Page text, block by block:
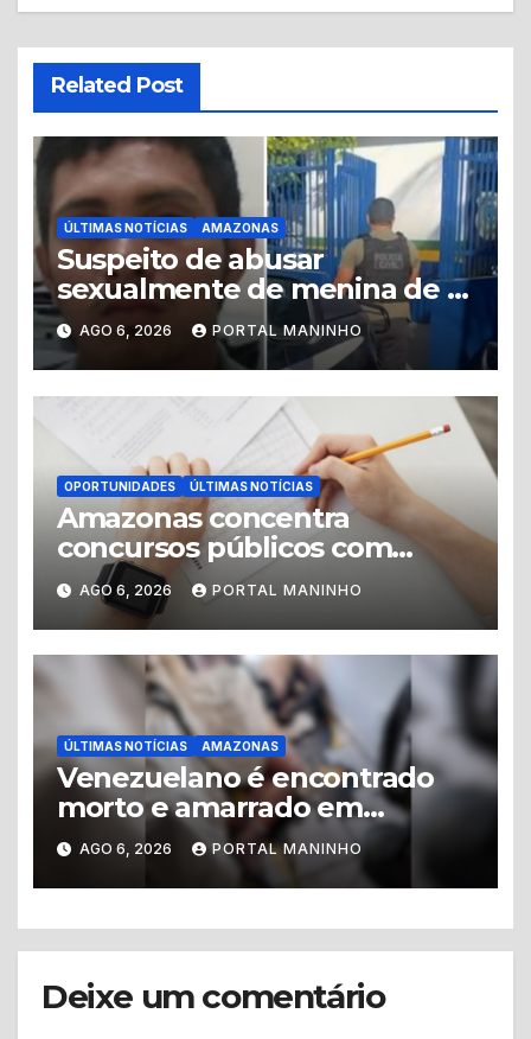
Related Post
ÚLTIMAS NOTÍCIAS AMAZONAS
Suspeito de abusar
sexualmente de menina de 8
anos é preso no município de
Iranduba
AGO 6, 2026 PORTAL MANINHO
OPORTUNIDADES ÚLTIMAS NOTÍCIAS
Amazonas concentra
concursos públicos com
vagas abertas e editais
previstos no segundo
semestre
AGO 6, 2026 PORTAL MANINHO
ÚLTIMAS NOTÍCIAS AMAZONAS
Venezuelano é encontrado
morto e amarrado em
apartamento no Centro de
Manaus
AGO 6, 2026 PORTAL MANINHO
Deixe um comentário